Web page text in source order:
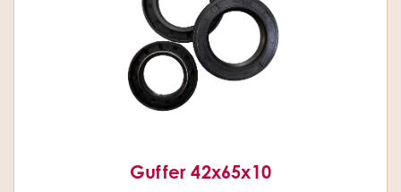
Guffer 42x65x10